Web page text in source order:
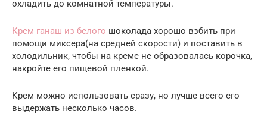
охладить до комнатной температуры.
Крем ганаш из белого шоколада хорошо взбить при
помощи миксера(на средней скорости) и поставить в
холодильник, чтобы на креме не образовалась корочка,
накройте его пищевой пленкой.
Крем можно использовать сразу, но лучше всего его
выдержать несколько часов.